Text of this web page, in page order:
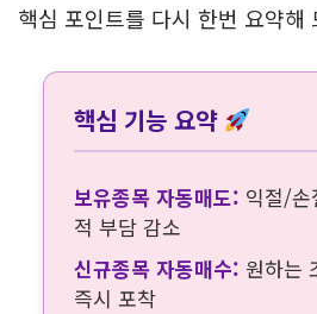
핵심 포인트를 다시 한번 요약해
핵심 기능 요약
보유종목 자동매도: 익절/손
적 부담 감소
신규종목 자동매수: 원하는
즉시 포착